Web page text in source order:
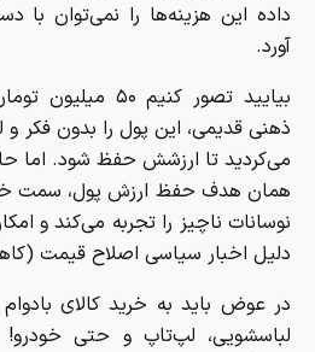
داده این هزینه‌ها را نمی‌توان با
آورد.
بیایید تصور
ذهنی قدیمی، این پول را بدون فکر و
می‌کردید تا ارزشش حفظ شود. اما
همان هدف حفظ ارزش پول، سمت
دلیل اخبار سیاسی اصلاح قیمت
در عوض باید به خرید کالای
لباسشویی، لپ‌تاپ و حتی خودرو!